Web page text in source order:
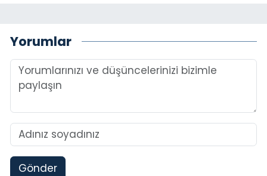
Yorumlar
Gönder